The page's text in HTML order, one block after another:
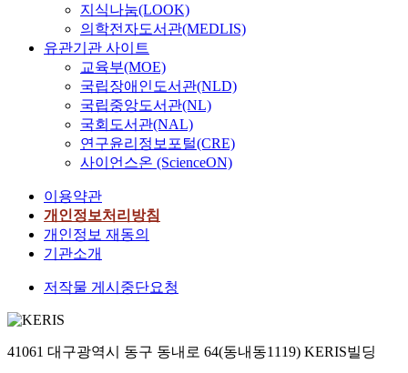
지식나눔(LOOK)
의학전자도서관(MEDLIS)
유관기관 사이트
교육부(MOE)
국립장애인도서관(NLD)
국립중앙도서관(NL)
국회도서관(NAL)
연구윤리정보포털(CRE)
사이언스온 (ScienceON)
이용약관
개인정보처리방침
개인정보 재동의
기관소개
저작물 게시중단요청
41061 대구광역시 동구 동내로 64(동내동1119) KERIS빌딩